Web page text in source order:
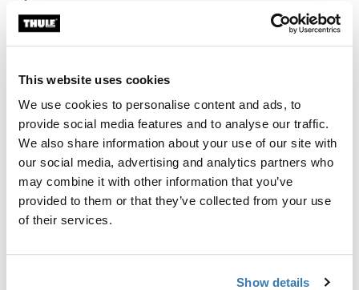
This website uses cookies
We use cookies to personalise content and ads, to
provide social media features and to analyse our traffic.
We also share information about your use of our site with
our social media, advertising and analytics partners who
may combine it with other information that you’ve
provided to them or that they’ve collected from your use
of their services.
Show details
Encontrar en tienda
Kit de ajuste a la medida para montar un sistema de
portaequipajes de techo Thule en vehículos con puntos
de fijación integrados, perfil en T o puntos de fijación
de portaequipajes de instalación personalizada.